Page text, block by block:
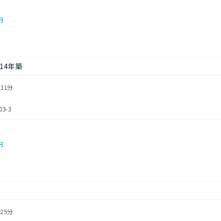
年築
分
3
分